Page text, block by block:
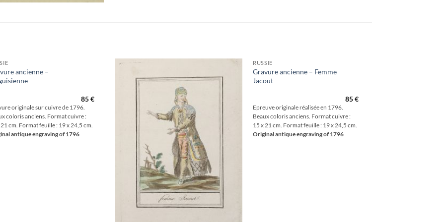
ancienne –
85€
originale sur cuivre de 1796.
coloris anciens. Format cuivre :
21 cm. Format feuille : 19 x 24,5 cm.
antique engraving of 1796
Ajouter
à la
RUSSIE
Gravure ancienne – Femme
Jacout
85€
Epreuve originale réalisée en 1796.
Beaux coloris anciens. Format cuivre :
15 x 21 cm. Format feuille : 19 x 24,5 cm.
Original antique engraving of 1796